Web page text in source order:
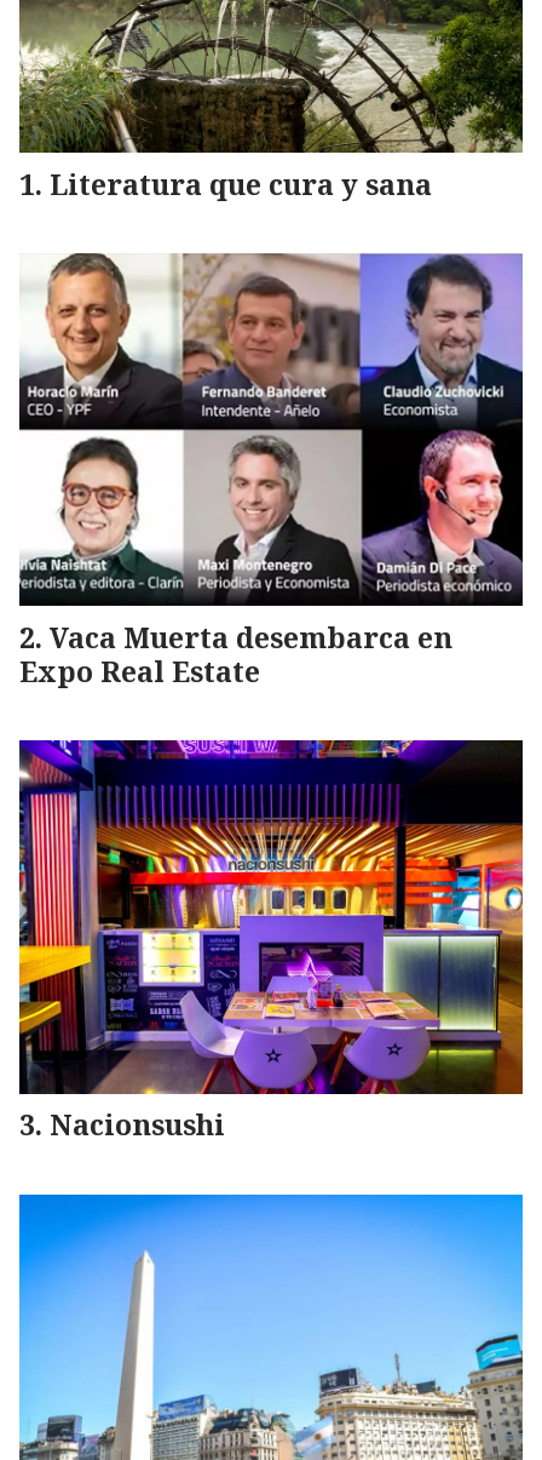
Literatura que cura y sana
Vaca Muerta desembarca en
Expo Real Estate
Nacionsushi